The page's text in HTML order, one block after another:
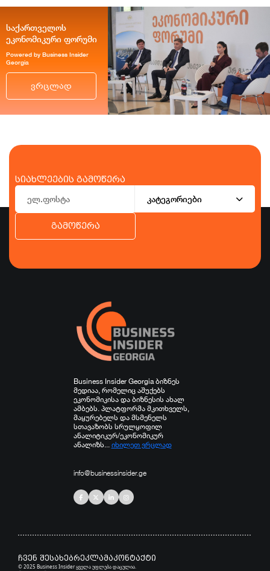
საქართველოს
ეკონომიკური ფორუმი
Powered by Business Insider
Georgia
ვრცლად
სიახლეების გამოწერა
კატეგორიები
გამოწერა
Business Insider Georgia ბიზნეს
მედიაა, რომელიც აშუქებს
ეკონომიკისა და ბიზნესის ახალ
ამბებს. პლატფორმა მკითხველს,
მაყურებელს და მსმენელს
სთავაზობს სრულყოფილ
ანალიტიკურ/ეკონომიკურ
ანალიზს... იხილეთ ვრცლად
info@businessinsider.ge
ჩვენ შესახებრეკლამაკონტაქტი
© 2025 Business Insider ყველა უფლება დაცულია.